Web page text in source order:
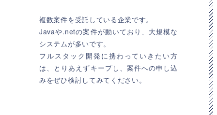
複数案件を受託している企業です。
Javaや.netの案件が動いており、大規模な
システムが多いです。
フルスタック開発に携わっていきたい方
は、とりあえずキープし、案件への申し込
みをぜひ検討してみてください。